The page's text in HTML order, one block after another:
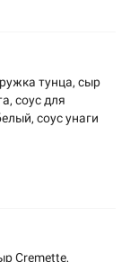
тунца, сыр
соус для
соус унаги
Cremette,